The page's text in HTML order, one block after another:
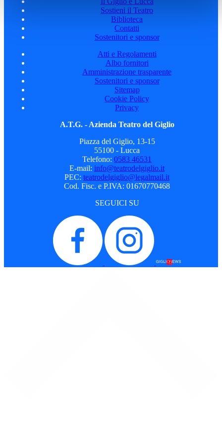
Sostieni il Teatro
Biblioteca
Contatti
Sostenitori e sponsor
Atti e Regolamenti
Albo fornitori
Amministrazione trasparente
Sostenitori e sponsor
Sitemap
Cookie Policy
Privacy
A.T.G. - Azienda Teatro del Giglio
Piazza del Giglio, 13-15
55100 - Lucca
Telefono: 0583 46531
E-mail: info@teatrodelgiglio.it
PEC: teatrodelgiglio@legalmail.it
Cod. Fisc. e P.IVA: 01670770468
SEGUICI SU